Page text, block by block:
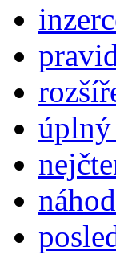
úplný